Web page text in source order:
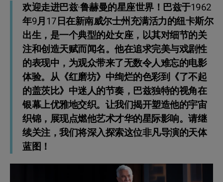
欢迎走进巴兹·鲁赫曼的星座世界！巴兹于1962
年9月17日在新南威尔士州充满活力的纽卡斯尔
出生，是一个典型的处女座，以其对细节的关
注和创造天赋而闻名。他在追求完美与戏剧性
的表现中，为观众带来了无数令人难忘的电影
体验。从《红磨坊》中绚烂的色彩到《了不起
的盖茨比》中迷人的节奏，巴兹独特的视角在
银幕上优雅地交织。让我们揭开塑造他的宇宙
织锦，展现点燃他艺术才华的星际影响。请继
续关注，我们将深入探索这位非凡导演的天体
蓝图！